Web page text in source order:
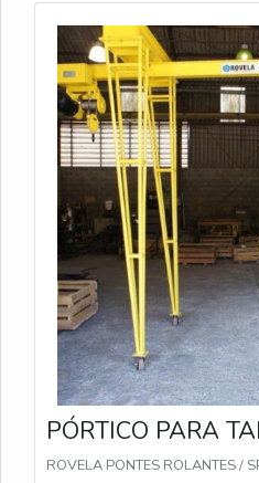
PÓRTICO PARA
ROVELA PONTES ROLANTES /